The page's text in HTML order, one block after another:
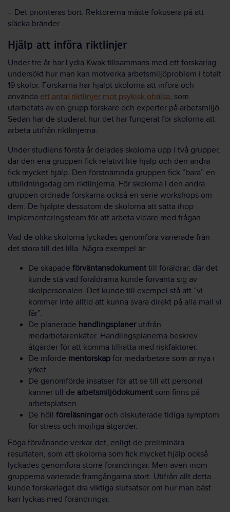
– Det prioriteras bort. Rektorerna måste fokusera på att
släcka bränder.
Hjälp att införa riktlinjer
Under tre år har Lydia Kwak tillsammans med ett forskarlag
undersökt hur man kan motverka arbetsmiljöproblem i totalt
19 skolor. Forskarna har hjälpt skolorna att införa och
använda ett antal riktlinjer mot psykisk ohälsa, som
utarbetats av en grupp forskare och experter på arbetsmiljö.
Sedan har de studerat hur det har fungerat för skolorna att
arbeta utifrån riktlinjerna.
Under studiens första år delades skolorna upp i två grupper,
där den ena gruppen fick relativt lite hjälp och den andra
fick mycket hjälp. Den förstnämnda gruppen fick ”bara” en
utbildningsdag om riktlinjerna. För skolorna i den andra
gruppen ordnade forskarna också en serie workshops om
dem. De hjälpte dessutom de skolorna att sätta ihop
implementeringsteam för att arbeta vidare med frågan.
Vad de olika skolorna lyckades genomföra varierade från
det stora till det lilla. Några exempel är:
De skapade förväntansdokument till föräldrar, där det
kunde stå vad föräldrarna kunde förvänta sig av
skolpersonalen. Det kunde till exempel stå att ”vi
kommer inte alltid att kunna svara direkt på alla mail vi
får”.
De planerade handlingsplanerutifrån
medarbetarenkäter. Handlingsplanerna beskrev
åtgärder för att komma tillrätta med riskfaktorer.
De införde mentorskap för medarbetare som är nya i
yrket.
De genomförde insatser för att se till att personal
känner till de arbetsmiljödokument som finns på
arbetsplatsen.
De höll föreläsningaroch diskuterade tidiga symptom
för stress och möjliga åtgärder.
Föga förvånande verkar det, enligt de preliminära
resultaten, som att skolorna som fick mycket hjälp också
lyckades genomföra större förändringar. Men även inom
grupperna varierade framgångarna stort. Utifrån allt detta
kunde forskarlaget dra viktiga slutsatser om hur man bäst
kan lyckas med förändringar.